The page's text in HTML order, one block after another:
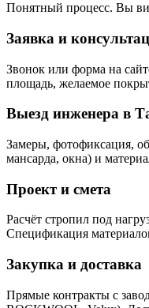
Понятный процесс. Вы
Заявка и
Звонок или форма на
площадь, желаемое
Выезд инженера в
Замеры, фотофиксация,
мансарда, окна) и
Проект и смета
Расчёт стропил под
Спецификация
Закупка и доставка
Прямые контракты с